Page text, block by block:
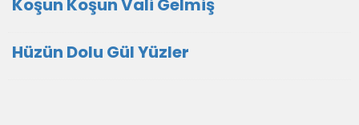
Koşun Koşun Vali Gelmiş
Hüzün Dolu Gül Yüzler